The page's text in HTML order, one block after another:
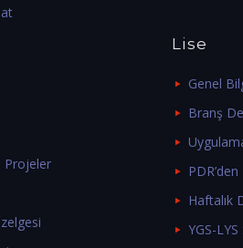
Projeler
Lise
Genel
Branş
PDR’den
Haftalık
YGS-LYS